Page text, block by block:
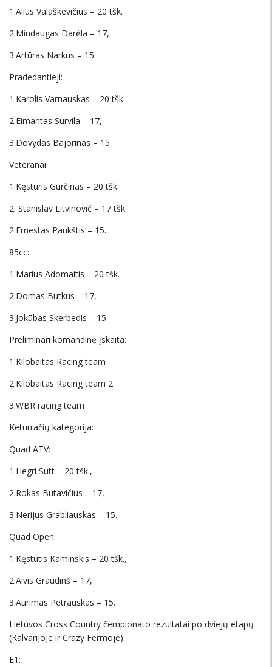
1.Alius Valaškevičius – 20 tšk.
2.Mindaugas Darėla – 17,
3.Artūras Narkus – 15.
Pradedantieji:
1.Karolis Varnauskas – 20 tšk.
2.Eimantas Survila – 17,
3.Dovydas Bajorinas – 15.
Veteranai:
1.Kęsturis Gurčinas – 20 tšk.
2. Stanislav Litvinovič – 17 tšk.
2.Ernestas Paukštis – 15.
85cc:
1.Marius Adomaitis – 20 tšk.
2.Domas Butkus – 17,
3.Jokūbas Skerbedis – 15.
Preliminari komandinė įskaita:
1.Kilobaitas Racing team
2.Kilobaitas Racing team 2
3.WBR racing team
Keturračių kategorija:
Quad ATV:
1.Hegri Sutt – 20 tšk.,
2.Rokas Butavičius – 17,
3.Nerijus Grabliauskas – 15.
Quad Open:
1.Kęstutis Kaminskis – 20 tšk.,
2.Aivis Graudinš – 17,
3.Aurimas Petrauskas – 15.
Lietuvos Cross Country čempionato rezultatai po dviejų etapų
(Kalvarijoje ir Crazy Fermoje):
E1: